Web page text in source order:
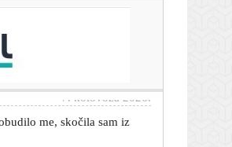
uhićen zbog umiješanosti u
me, skočila sam iz
7. kolovoza 2026.